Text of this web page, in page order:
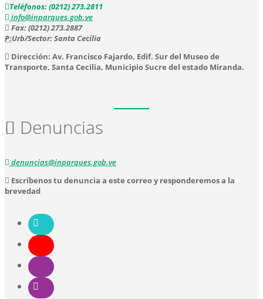
Teléfonos: (0212) 273.2811
info@inparques.gob.ve
Fax: (0212) 273.2887
P:Urb/Sector: Santa Cecilia
Dirección: Av. Francisco Fajardo, Edif. Sur del Museo de
Transporte, Santa Cecilia, Municipio Sucre del estado Miranda.
Denuncias
denuncias@inparques.gob.ve
Escríbenos tu denuncia a este correo y responderemos a la
brevedad